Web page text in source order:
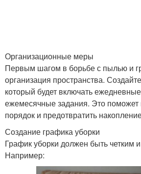
Организационные меры
Первым шагом в борьбе с пылью и
организация пространства.
который будет включать
ежемесячные задания. Это поможет
порядок и предотвратить
Создание графика уборки
График уборки должен быть четким
Например: